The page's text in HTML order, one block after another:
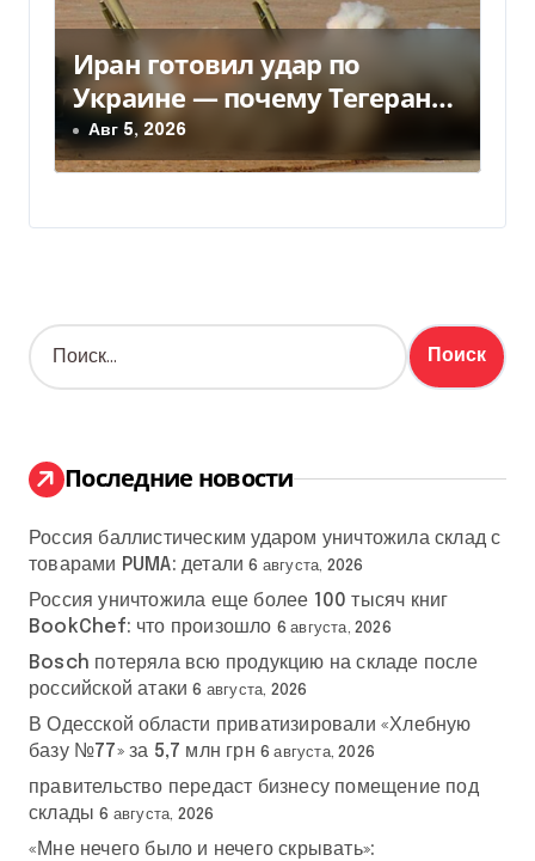
Иран готовил удар по
Украине — почему Тегеран
передумал
Авг 5, 2026
Н
а
:
Последние новости
Россия баллистическим ударом уничтожила склад с
товарами PUMA: детали 6 августа, 2026
Россия уничтожила еще более 100 тысяч книг
BookChef: что произошло 6 августа, 2026
Bosch потеряла всю продукцию на складе после
российской атаки 6 августа, 2026
В Одесской области приватизировали «Хлебную
базу №77» за 5,7 млн грн 6 августа, 2026
правительство передаст бизнесу помещение под
склады 6 августа, 2026
«Мне нечего было и нечего скрывать»: